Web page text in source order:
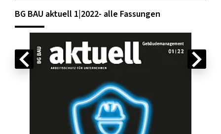
BG BAU aktuell 1|2022- alle Fassungen